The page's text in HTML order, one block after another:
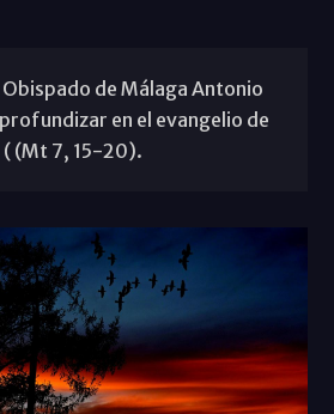
de Málaga Antonio
en el evangelio de
( (Mt 7, 15-20).